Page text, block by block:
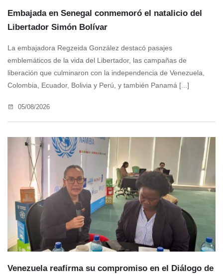
Embajada en Senegal conmemoró el natalicio del
Libertador Simón Bolívar
La embajadora Regzeida González destacó pasajes
emblemáticos de la vida del Libertador, las campañas de
liberación que culminaron con la independencia de Venezuela,
Colombia, Ecuador, Bolivia y Perú, y también Panamá [...]
05/08/2026
Venezuela reafirma su compromiso en el Diálogo de